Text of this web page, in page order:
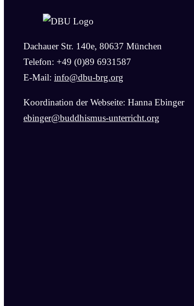
Dachauer Str. 140e, 80637 München
Telefon: +49 (0)89 6931587
E-Mail: info@dbu-brg.org
Koordination der Webseite: Hanna Ebinger
ebinger@buddhismus-unterricht.org